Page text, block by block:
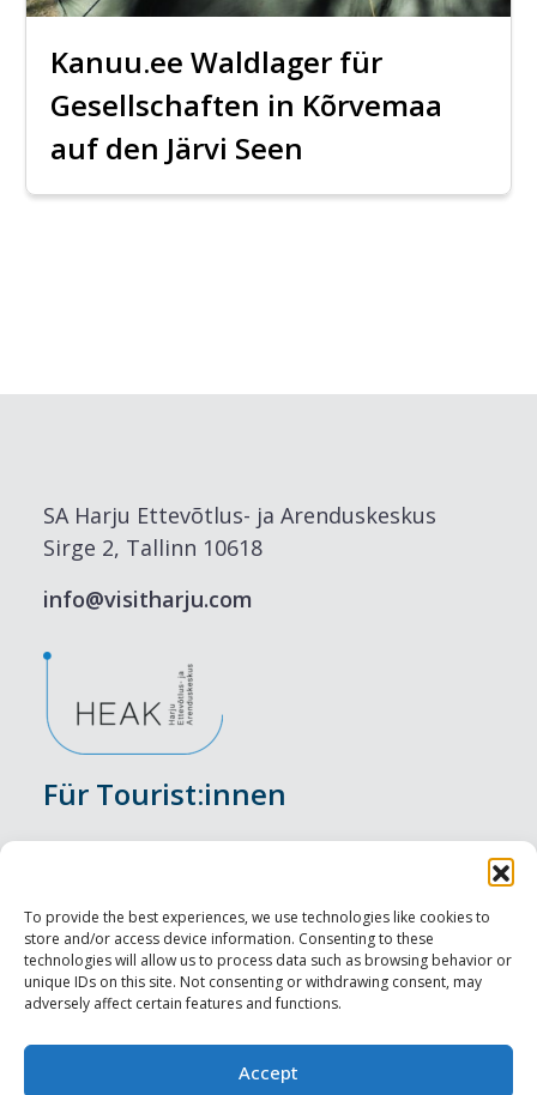
To provide the best experiences, we use technologies like cookies to
store and/or access device information. Consenting to these
technologies will allow us to process data such as browsing behavior or
unique IDs on this site. Not consenting or withdrawing consent, may
adversely affect certain features and functions.
Accept
Kanuu.ee Waldlager für
Gesellschaften in Kõrvemaa
auf den Järvi Seen
SA Harju Ettevõtlus- ja Arenduskeskus
Sirge 2, Tallinn 10618
info@visitharju.com
Für Tourist:innen
Unterkunft
Genusserlebnisse
Sehenswürdigkeiten